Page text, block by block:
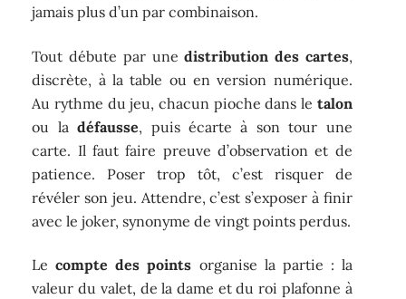
jamais plus d’un par combinaison.
Tout débute par unedistribution des cartes,
discrète, à la table ou en version numérique.
Au rythme du jeu, chacun pioche dans le talon
ou ladéfausse, puis écarte à son tour une
carte. Il faut faire preuve d’observation et de
patience. Poser trop tôt, c’est risquer de
révéler son jeu. Attendre, c’est s’exposer à finir
avec le joker, synonyme de vingt points perdus.
Lecompte des points organise la partie : la
valeur du valet, de la dame et du roi plafonne à